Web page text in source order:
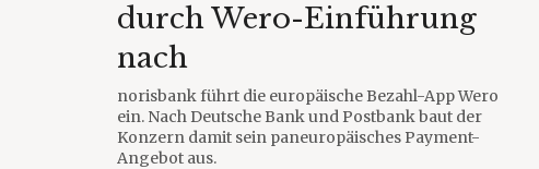
durch Wero-Einführung
nach
norisbank führt die europäische Bezahl-App Wero
ein. Nach Deutsche Bank und Postbank baut der
Konzern damit sein paneuropäisches Payment-
Angebot aus.